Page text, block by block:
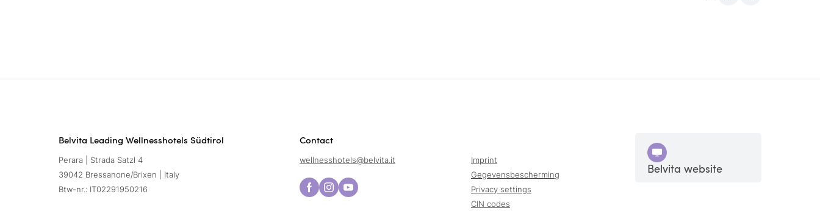
Belvita Leading Wellnesshotels Südtirol
Perara | Strada Satzl 4
39042 Bressanone/Brixen | Italy
Btw-nr.: IT02291950216
Contact
wellnesshotels@belvita.it
Imprint
Gegevensbescherming
Privacy settings
CIN codes
Belvita website